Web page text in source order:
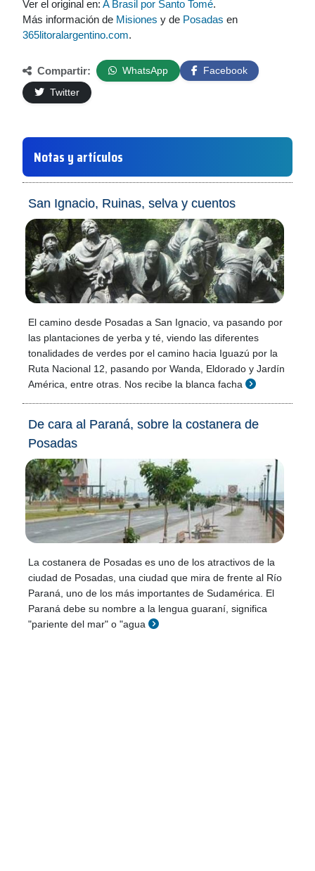
Ver el original en: A Brasil por Santo Tomé.
Más información de Misiones y de Posadas en
365litoralargentino.com.
Compartir: WhatsApp
Facebook
Twitter
Notas y artículos
San Ignacio, Ruinas, selva y cuentos
El camino desde Posadas a San Ignacio, va pasando por
las plantaciones de yerba y té, viendo las diferentes
tonalidades de verdes por el camino hacia Iguazú por la
Ruta Nacional 12, pasando por Wanda, Eldorado y Jardín
América, entre otras. Nos recibe la blanca facha
De cara al Paraná, sobre la costanera de
Posadas
La costanera de Posadas es uno de los atractivos de la
ciudad de Posadas, una ciudad que mira de frente al Río
Paraná, uno de los más importantes de Sudamérica. El
Paraná debe su nombre a la lengua guaraní, significa
"pariente del mar" o "agua